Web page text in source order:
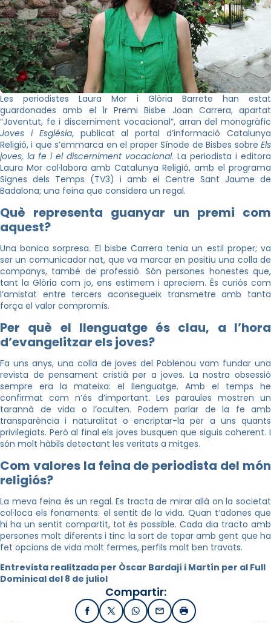
Les periodistes Laura Mor i Glòria Barrete han estat
guardonades amb el 1r Premi Bisbe Joan Carrera, apartat
“Joventut, fe i discerniment vocacional”, arran del monogràfic
Joves i Església, publicat al portal d’informació Catalunya
Religió, i que s’emmarca en el proper Sínode de Bisbes sobre Els
joves, la fe i el discerniment vocacional. La periodista i editora
Laura Mor col·labora amb Catalunya Religió, amb el programa
Signes dels Temps (TV3) i amb el Centre Sant Jaume de
Badalona; una feina que considera un regal.
Què representa guanyar un premi com
aquest?
Una bonica sorpresa. El bisbe Carrera tenia un estil proper; va
ser un comunicador nat, que va marcar en positiu una colla de
companys, també de professió. Són persones honestes que,
tant la Glòria com jo, ens estimem i apreciem. És curiós com
l’amistat entre tercers aconsegueix transmetre amb tanta
força el valor compromís.
Per què el llenguatge és clau, a l’hora
d’evangelitzar els joves?
Fa uns anys, una colla de joves del Poblenou vam fundar una
revista de pensament cristià per a joves. La nostra obsessió
sempre era la mateixa: el llenguatge. Amb el temps he
confirmat com n’és d’important. Les paraules mostren un
tarannà de vida o l’oculten. Podem parlar de la fe amb
transparència i naturalitat o encriptar-la per a uns quants
privilegiats. Però al final els joves busquen que siguis coherent. I
són molt hàbils detectant les veritats a mitges.
Com valores la feina de periodista del món
religiós?
La meva feina és un regal. Es tracta de mirar allà on la societat
col·loca els fonaments: el sentit de la vida. Quan t’adones que
hi ha un sentit compartit, tot és possible. Cada dia tracto amb
persones molt diferents i tinc la sort de topar amb gent que ha
fet opcions de vida molt fermes, perfils molt ben travats.
Entrevista realitzada per Òscar Bardají i Martín per al Full
Dominical del 8 de juliol
Compartir:
FacebookX / TwitterWhatsApp
EmailImprimir